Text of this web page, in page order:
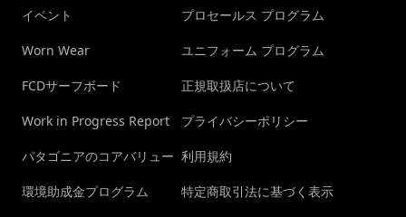
イベント
Worn Wear
FCDサーフボード
Work in Progress Report
パタゴニアのコアバリュー
環境助成金プログラム
プロセールス プログラム
ユニフォーム プログラム
正規取扱店について
プライバシーポリシー
利用規約
特定商取引法に基づく表示